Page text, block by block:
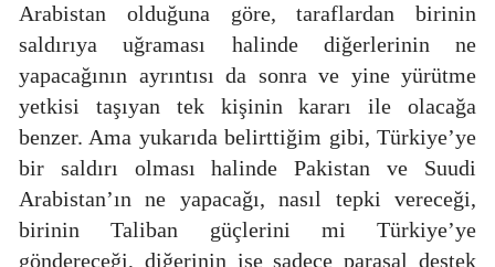
Arabistan olduğuna göre, taraflardan birinin
saldırıya uğraması halinde diğerlerinin ne
yapacağının ayrıntısı da sonra ve yine yürütme
yetkisi taşıyan tek kişinin kararı ile olacağa
benzer. Ama yukarıda belirttiğim gibi, Türkiye’ye
bir saldırı olması halinde Pakistan ve Suudi
Arabistan’ın ne yapacağı, nasıl tepki vereceği,
birinin Taliban güçlerini mi Türkiye’ye
göndereceği, diğerinin ise sadece parasal destek